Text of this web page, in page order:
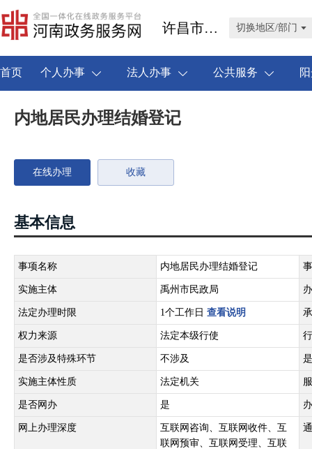
许昌市禹州市 切换地区/部门
首页 个人办事 法人办事 公共服务
内地居民办理结婚登记
在线办理 收藏
基本信息
事项名称 内地居民办理结婚登记
实施主体 禹州市民政局
法定办理时限 1个工作日 查看说明
权力来源 法定本级行使
是否涉及特殊环节 不涉及
实施主体性质 法定机关
是否网办 是
网上办理深度
互联网咨询、互联网收件、互
联网预审、互联网受理、互联